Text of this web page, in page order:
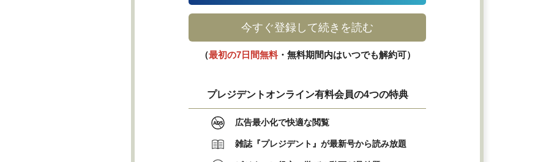
今すぐ登録して続きを読む
（最初の7日間無料・無料期間内はいつでも解約可）
プレジデントオンライン有料会員の4つの特典
広告最小化で快適な閲覧
雑誌『プレジデント』が最新号から読み放題